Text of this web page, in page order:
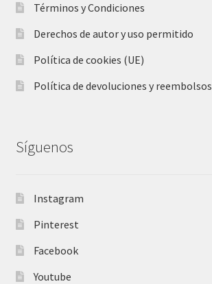
Términos y Condiciones
Derechos de autor y uso permitido
Política de cookies (UE)
Política de devoluciones y reembolsos
Síguenos
Instagram
Pinterest
Facebook
Youtube